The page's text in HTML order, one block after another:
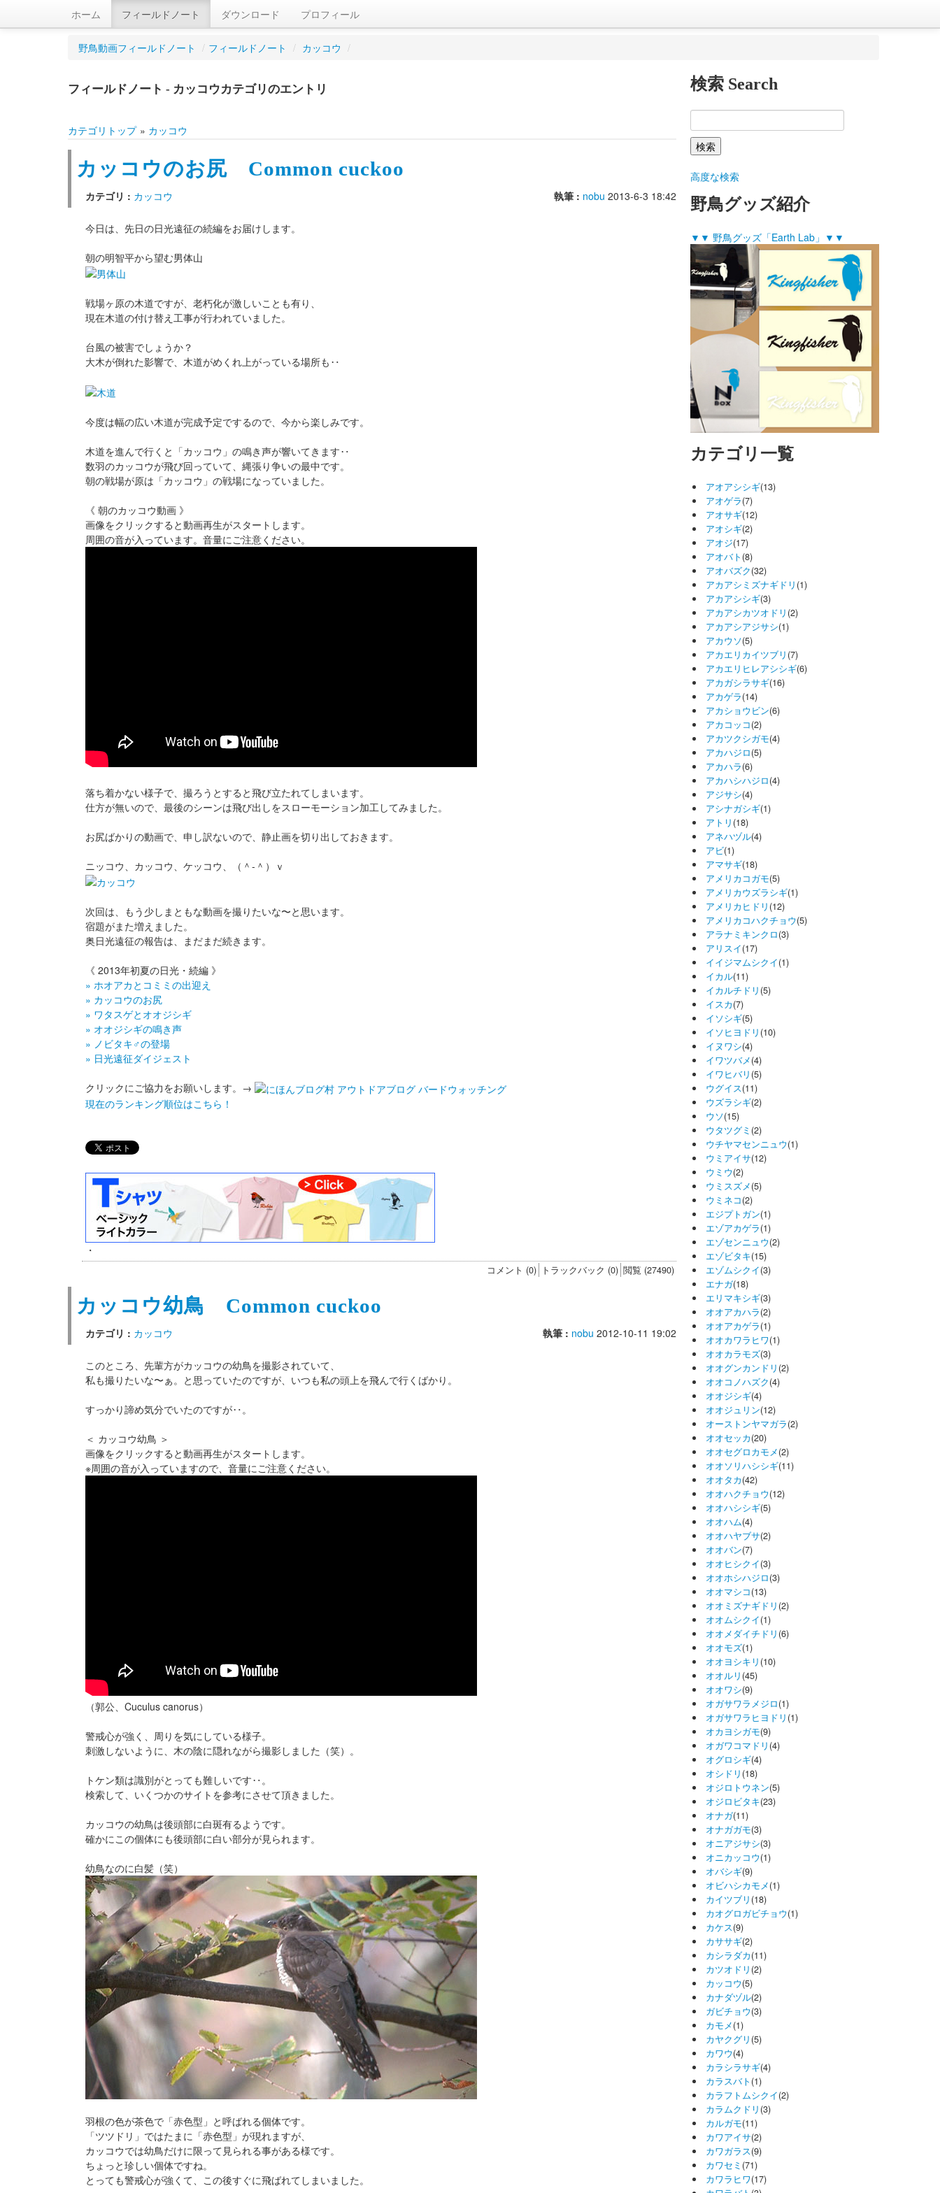
ホーム フィールドノート ダウンロード プロフィール
野鳥動画フィールドノート / フィールドノート / カッコウ /
フィールドノート - カッコウカテゴリのエントリ
カテゴリトップ » カッコウ
カッコウのお尻 Common cuckoo
カテゴリ : カッコウ 執筆 : nobu 2013-6-3 18:42
今日は、先日の日光遠征の続編をお届けします。
朝の明智平から望む男体山
戦場ヶ原の木道ですが、老朽化が激しいことも有り、
現在木道の付け替え工事が行われていました。
台風の被害でしょうか？
大木が倒れた影響で、木道がめくれ上がっている場所も‥
今度は幅の広い木道が完成予定でするので、今から楽しみです。
木道を進んで行くと「カッコウ」の鳴き声が響いてきます‥
数羽のカッコウが飛び回っていて、縄張り争いの最中です。
朝の戦場が原は「カッコウ」の戦場になっていました。
《 朝のカッコウ動画 》
画像をクリックすると動画再生がスタートします。
周囲の音が入っています。音量にご注意ください。
落ち着かない様子で、撮ろうとすると飛び立たれてしまいます。
仕方が無いので、最後のシーンは飛び出しをスローモーション加工してみました。
お尻ばかりの動画で、申し訳ないので、静止画を切り出しておきます。
ニッコウ、カッコウ、ケッコウ、（＾-＾）ｖ
次回は、もう少しまともな動画を撮りたいな〜と思います。
宿題がまた増えました。
奥日光遠征の報告は、まだまだ続きます。
《 2013年初夏の日光・続編 》
» ホオアカとコミミの出迎え
» カッコウのお尻
» ワタスゲとオオジシギ
» オオジシギの鳴き声
» ノビタキ♂の登場
» 日光遠征ダイジェスト
クリックにご協力をお願いします。→
現在のランキング順位はこちら！
・
コメント (0) トラックバック (0) 閲覧 (27490)
カッコウ幼鳥 Common cuckoo
カテゴリ : カッコウ 執筆 : nobu 2012-10-11 19:02
このところ、先輩方がカッコウの幼鳥を撮影されていて、
私も撮りたいな〜ぁ。と思っていたのですが、いつも私の頭上を飛んで行くばかり。
すっかり諦め気分でいたのですが‥。
＜ カッコウ幼鳥 ＞
画像をクリックすると動画再生がスタートします。
※周囲の音が入っていますので、音量にご注意ください。
（郭公、Cuculus canorus）
警戒心が強く、周りを気にしている様子。
刺激しないように、木の陰に隠れながら撮影しました（笑）。
トケン類は識別がとっても難しいです‥。
検索して、いくつかのサイトを参考にさせて頂きました。
カッコウの幼鳥は後頭部に白斑有るようです。
確かにこの個体にも後頭部に白い部分が見られます。
幼鳥なのに白髪（笑）
羽根の色が茶色で「赤色型」と呼ばれる個体です。
「ツツドリ」ではたまに「赤色型」が現れますが、
カッコウでは幼鳥だけに限って見られる事がある様です。
ちょっと珍しい個体ですね。
とっても警戒心が強くて、この後すぐに飛ばれてしまいました。
検索 Search
高度な検索
野鳥グッズ紹介
▼▼ 野鳥グッズ「Earth Lab」▼▼
カテゴリ一覧
アオアシシギ(13)
アオゲラ(7)
アオサギ(12)
アオシギ(2)
アオジ(17)
アオバト (8)
アオバズク(32)
アカアシミズナギドリ (1)
アカアシシギ(3)
アカアシカツオドリ (2)
アカアシアジサシ(1)
アカウソ(5)
アカエリカイツブリ (7)
アカエリヒレアシシギ(6)
アカガシラサギ(16)
アカゲラ(14)
アカショウビン(6)
アカコッコ(2)
アカツクシガモ(4)
アカハジロ(5)
アカハラ(6)
アカハシハジロ(4)
アジサシ(4)
アシナガシギ(1)
アトリ (18)
アネハヅル(4)
アビ(1)
アマサギ(18)
アメリカコガモ(5)
アメリカウズラシギ(1)
アメリカヒドリ (12)
アメリカコハクチョウ(5)
アラナミキンクロ(3)
アリスイ(17)
イイジマムシクイ(1)
イカル(11)
イカルチドリ (5)
イスカ(7)
イソシギ(5)
イソヒヨドリ (10)
イヌワシ(4)
イワツバメ(4)
イワヒバリ (5)
ウグイス(11)
ウズラシギ(2)
ウソ(15)
ウタツグミ (2)
ウチヤマセンニュウ(1)
ウミアイサ(12)
ウミウ(2)
ウミスズメ(5)
ウミネコ(2)
エジプトガン(1)
エゾアカゲラ(1)
エゾセンニュウ(2)
エゾビタキ(15)
エゾムシクイ(3)
エナガ(18)
エリマキシギ(3)
オオアカハラ(2)
オオアカゲラ(1)
オオカワラヒワ(1)
オオカラモズ(3)
オオグンカンドリ (2)
オオコノハズク(4)
オオジシギ(4)
オオジュリン(12)
オーストンヤマガラ(2)
オオセッカ(20)
オオセグロカモメ(2)
オオソリハシシギ(11)
オオタカ(42)
オオハクチョウ(12)
オオハシシギ(5)
オオハム(4)
オオハヤブサ(2)
オオバン(7)
オオヒシクイ(3)
オオホシハジロ(3)
オオマシコ(13)
オオミズナギドリ (2)
オオムシクイ(1)
オオメダイチドリ (6)
オオモズ(1)
オオヨシキリ (10)
オオルリ (45)
オオワシ(9)
オガサワラメジロ(1)
オガサワラヒヨドリ (1)
オカヨシガモ(9)
オガワコマドリ (4)
オグロシギ(4)
オシドリ (18)
オジロトウネン(5)
オジロビタキ(23)
オナガ(11)
オナガガモ(3)
オニアジサシ(3)
オニカッコウ(1)
オバシギ(9)
オビハシカモメ(1)
カイツブリ (18)
カオグロガビチョウ(1)
カケス(9)
カササギ(2)
カシラダカ(11)
カツオドリ (2)
カッコウ(5)
カナダヅル(2)
ガビチョウ(3)
カモメ(1)
カヤクグリ (5)
カワウ(4)
カラシラサギ(4)
カラスバト (1)
カラフトムシクイ(2)
カラムクドリ (3)
カルガモ(11)
カワアイサ(2)
カワガラス(9)
カワセミ (71)
カワラヒワ(17)